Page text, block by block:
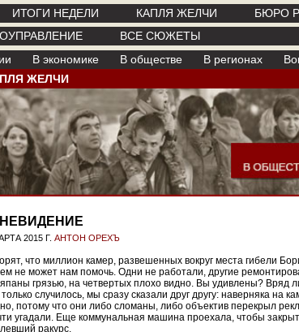
ИТОГИ НЕДЕЛИ КАПЛЯ ЖЕЛЧИ
БЮРО
ВСЕ СЮЖЕТЫ
В экономике В обществе В регионах
ЖЕЛЧИ
НЕВИДЕНИЕ
2015 Г. АНТОН ОРЕХЪ
что миллион камер, развешенных вокруг места гибели
не может нам помочь. Одни не работали, другие
грязью, на четвертых плохо видно. Вы удивлены? Вряд
только случилось, мы сразу сказали друг другу: наверняка на
потому что они либо сломаны, либо объектив перекрыл
угадали. Еще коммунальная машина проехала, чтобы
ракурс.